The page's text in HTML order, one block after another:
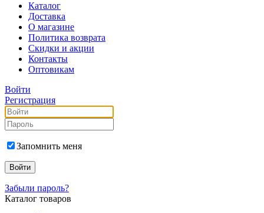
Каталог
Доставка
О магазине
Политика возврата
Скидки и акции
Контакты
Оптовикам
Войти
Регистрация
Запомнить меня
Забыли пароль?
Каталог товаров